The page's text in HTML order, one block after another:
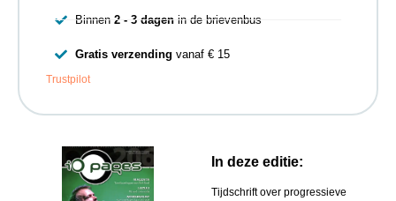
In deze editie:
Tijdschrift over progressieve
Binnen 2 - 3 dagenin de brievenbus
Gratis verzending vanaf € 15
Trustpilot